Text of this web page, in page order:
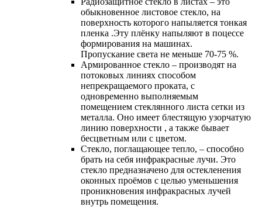
обыкновенное листовое стекло, на
поверхность которого напыляется тонкая
пленка .Эту плёнку напыляют в поцессе
формирования на машинах.
Пропускание света не меньше 70-75 %.
Армированное стекло – производят на
потоковых линиях способом
непрекращаемого проката, с
одновременно выполняемым
помещением стеклянного листа сетки из
металла. Оно имеет блестящую узорчатую
линию поверхности , а также бывает
бесцветным или с цветом.
Стекло, поглащающее тепло, – способно
брать на себя инфракрасные лучи. Это
стекло предназначено для остекленения
оконных проёмов с целью уменьшения
проникновения инфракрасных лучей
внутрь помещения.